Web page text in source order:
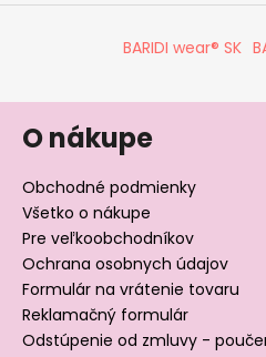
BARIDI wear® SK
O nákupe
Obchodné podmienky
Všetko o nákupe
Pre veľkoobchodníkov
Ochrana osobnych údajov
Formulár na vrátenie tovaru
Reklamačný formulár
Odstúpenie od zmluvy -